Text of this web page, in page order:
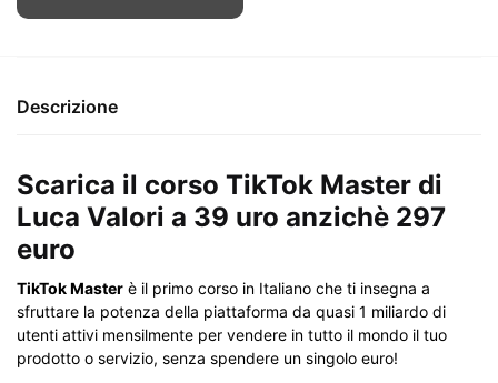
Descrizione
Scarica il corso TikTok Master di
Luca Valori a 39 uro anzichè 297
euro
TikTok Master è il primo corso in Italiano che ti insegna a
sfruttare la potenza della piattaforma da quasi 1 miliardo di
utenti attivi mensilmente per vendere in tutto il mondo il tuo
prodotto o servizio, senza spendere un singolo euro!